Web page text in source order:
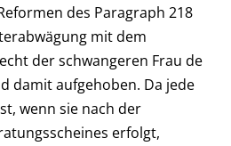
des Paragraph 218
mit dem
der schwangeren Frau de
damit aufgehoben. Da jede
wenn sie nach der
erfolgt,